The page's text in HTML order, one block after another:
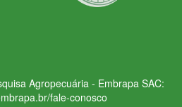
Agropecuária - Embrapa SAC:
fale-conosco